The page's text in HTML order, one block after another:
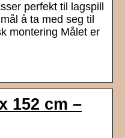
perfekt til lagspill
å ta med seg til
montering Målet er
152 cm –